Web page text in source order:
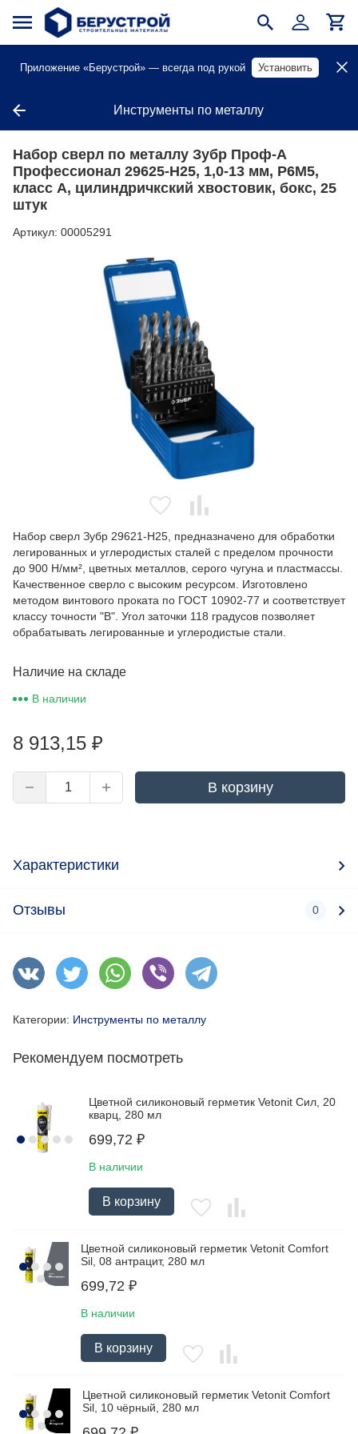
Приложение «Берустрой» — всегда под рукой Установить
Инструменты по металлу
Набор сверл по металлу Зубр Проф-А
Профессионал 29625-Н25, 1,0-13 мм, Р6М5,
класс А, цилиндричкский хвостовик, бокс, 25
штук
Артикул: 00005291
Набор сверл Зубр 29621-Н25, предназначено для обработки
легированных и углеродистых сталей с пределом прочности
до 900 Н/мм², цветных металлов, серого чугуна и пластмассы.
Качественное сверло с высоким ресурсом. Изготовлено
методом винтового проката по ГОСТ 10902-77 и соответствует
классу точности "В". Угол заточки 118 градусов позволяет
обрабатывать легированные и углеродистые стали.
Наличие на складе
В наличии
8 913,15 ₽
В корзину
Характеристики
Отзывы 0
Категории: Инструменты по металлу
Рекомендуем посмотреть
Цветной силиконовый герметик Vetonit Сил, 20
кварц, 280 мл
699,72 ₽
В наличии
В корзину
Цветной силиконовый герметик Vetonit Comfort
Sil, 08 антрацит, 280 мл
699,72 ₽
В наличии
В корзину
Цветной силиконовый герметик Vetonit Comfort
Sil, 10 чёрный, 280 мл